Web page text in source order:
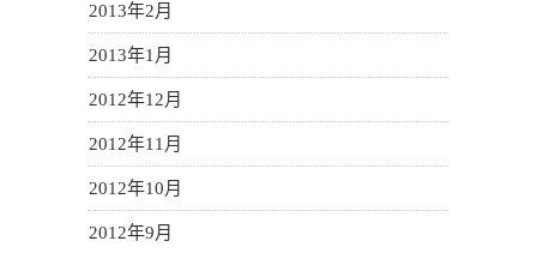
2013年2月
2013年1月
2012年12月
2012年11月
2012年10月
2012年9月